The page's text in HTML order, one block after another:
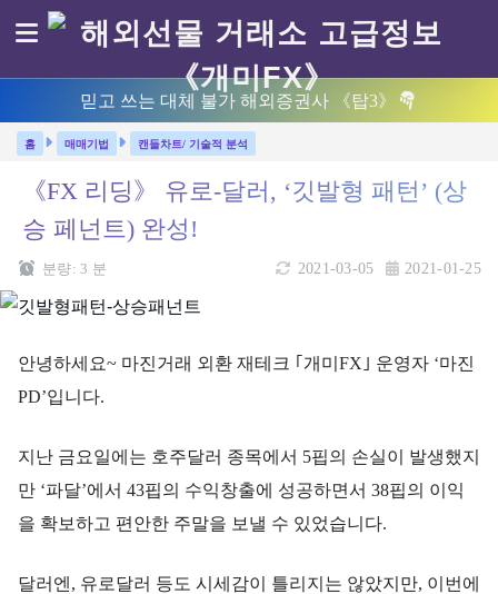
믿고 쓰는 대체 불가 해외증권사 《탑3》
매매기법 캔들차트/ 기술적 분석
《FX 리딩》 유로-달러, ‘깃발형 패턴’ (상
승 페넌트) 완성!
2021-01-25
2021-03-05
분량: 3 분
안녕하세요~ 마진거래 외환 재테크 ｢개미FX｣ 운영자 ‘마진
PD’입니다.
지난 금요일에는 호주달러 종목에서 5핍의 손실이 발생했지
만 ‘파달’에서 43핍의 수익창출에 성공하면서 38핍의 이익
을 확보하고 편안한 주말을 보낼 수 있었습니다.
달러엔, 유로달러 등도 시세감이 틀리지는 않았지만, 이번에